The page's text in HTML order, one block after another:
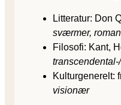
Litteratur: Don
sværmer,
Filosofi: Kant,
Kultur­generelt:
visionær